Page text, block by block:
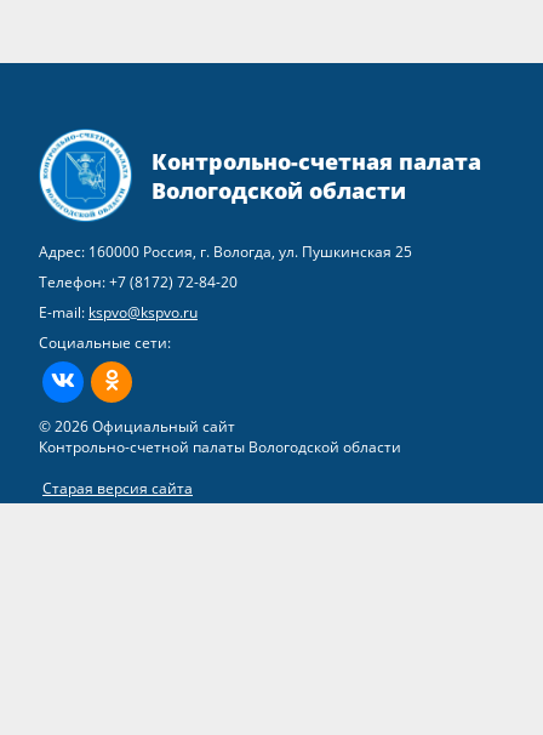
Контрольно-счетная палата
Вологодской области
Адрес: 160000 Россия, г. Вологда, ул. Пушкинская 25
Телефон:+7 (8172) 72-84-20
E-mail: kspvo@kspvo.ru
Социальные сети:
ВКонтактеОдноклассники
© 2026 Официальный сайт
Контрольно-счетной палаты Вологодской области
Старая версия сайта